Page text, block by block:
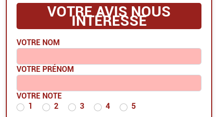
VOTRE AVIS NOUS
INTÉRESSE
VOTRE NOM
VOTRE PRÉNOM
VOTRE NOTE
1
2 3 4 5